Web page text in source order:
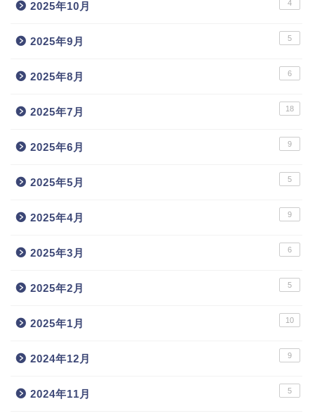
2025年10月 4
2025年9月 5
2025年8月 6
2025年7月 18
2025年6月 9
2025年5月 5
2025年4月 9
2025年3月 6
2025年2月 5
2025年1月 10
2024年12月 9
2024年11月 5